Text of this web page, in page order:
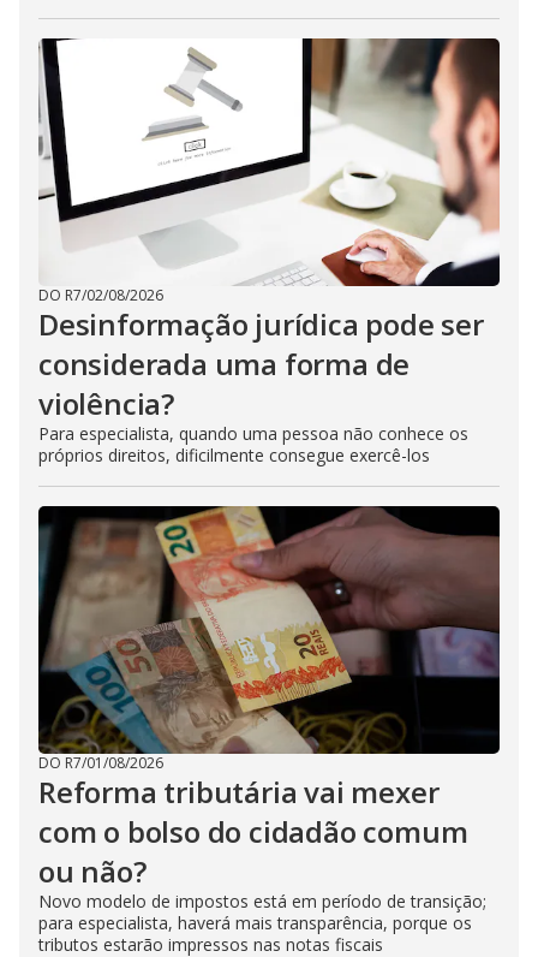
DO R7/02/08/2026
Desinformação jurídica pode ser
considerada uma forma de
violência?
Para especialista, quando uma pessoa não conhece os
próprios direitos, dificilmente consegue exercê-los
DO R7/01/08/2026
Reforma tributária vai mexer
com o bolso do cidadão comum
ou não?
Novo modelo de impostos está em período de transição;
para especialista, haverá mais transparência, porque os
tributos estarão impressos nas notas fiscais